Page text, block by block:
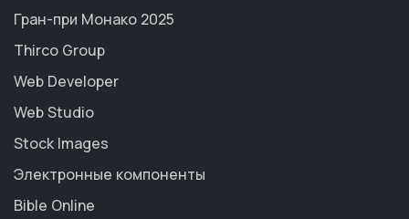
Гран-при Монако 2025
Thirco Group
Web Developer
Web Studio
Stock Images
Электронные компоненты
Bible Online